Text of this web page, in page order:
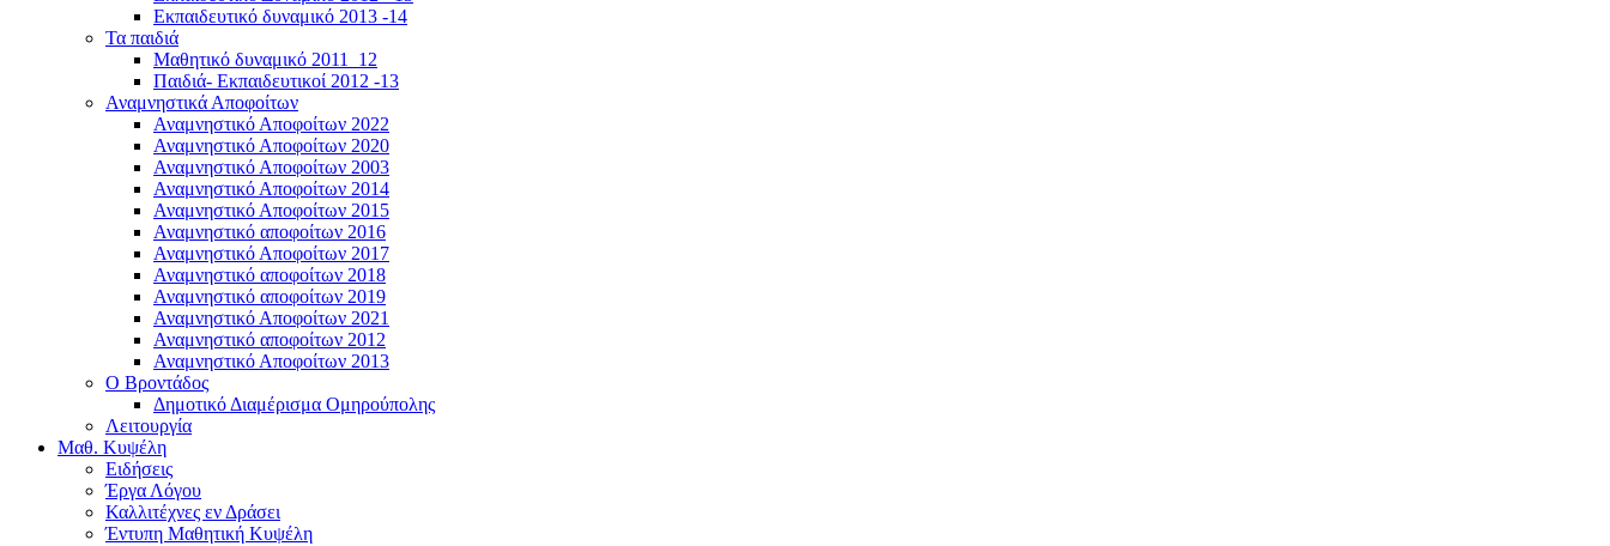
Εκπαιδευτικό δυναμικό 2013 -14
Τα παιδιά
Μαθητικό δυναμικό 2011_12
Παιδιά- Εκπαιδευτικοί 2012 -13
Αναμνηστικά Αποφοίτων
Αναμνηστικό Αποφοίτων 2022
Αναμνηστικό Αποφοίτων 2020
Αναμνηστικό Αποφοίτων 2003
Αναμνηστικό Αποφοίτων 2014
Αναμνηστικό Αποφοίτων 2015
Αναμνηστικό αποφοίτων 2016
Αναμνηστικό Αποφοίτων 2017
Αναμνηστικό αποφοίτων 2018
Αναμνηστικό αποφοίτων 2019
Αναμνηστικό Αποφοίτων 2021
Αναμνηστικό αποφοίτων 2012
Αναμνηστικό Αποφοίτων 2013
Ο Βροντάδος
Δημοτικό Διαμέρισμα Ομηρούπολης
Λειτουργία
Μαθ. Κυψέλη
Ειδήσεις
Έργα Λόγου
Καλλιτέχνες εν Δράσει
Έντυπη Μαθητική Κυψέλη